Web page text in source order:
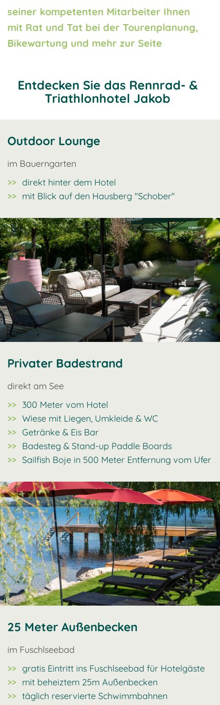
seiner kompetenten Mitarbeiter Ihnen
mit Rat und Tat bei der Tourenplanung,
Bikewartung und mehr zur Seite
Entdecken Sie das Rennrad- &
Triathlonhotel Jakob
Outdoor Lounge
im Bauerngarten
direkt hinter dem Hotel
mit Blick auf den Hausberg "Schober"
Privater Badestrand
direkt am See
300 Meter vom Hotel
Wiese mit Liegen, Umkleide & WC
Getränke & Eis Bar
Badesteg & Stand-up Paddle Boards
Sailfish Boje in 500 Meter Entfernung vom Ufer
25 Meter Außenbecken
im Fuschlseebad
gratis Eintritt ins Fuschlseebad für Hotelgäste
mit beheiztem 25m Außenbecken
täglich reservierte Schwimmbahnen